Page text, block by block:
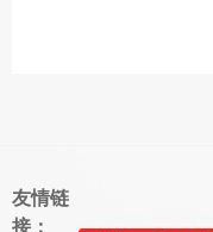
友情链
接：